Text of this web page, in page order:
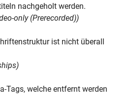
nachgeholt werden.
only (Prerecorded))
ist nicht überall
Tags, welche entfernt werden